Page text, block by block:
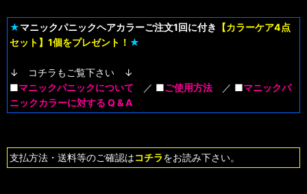
★マニックパニックヘアカラーご注文1回に付き
【カラーケア4点
セット】1個をプレゼント！ ★
↓ コチラもご覧下さい ↓
■マニックパニックについて ／ ■ご使用方法 ／ ■マニックパ
ニックカラーに対する Q & A
支払方法・送料等のご確認はコチラをお読み下さい。